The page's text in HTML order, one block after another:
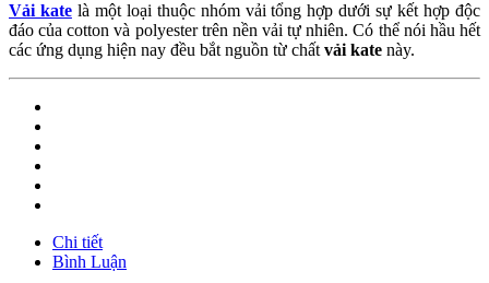
Vải katelà một loại thuộc nhóm vải tổng hợp dưới sự kết hợp độc
đáo của cotton và polyester trên nền vải tự nhiên. Có thể nói hầu hết
các ứng dụng hiện nay đều bắt nguồn từ chất vải kate này.
Chi tiết
Bình Luận